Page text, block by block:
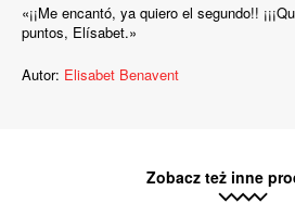
«¡¡Me encantó, ya quiero el segundo!!
puntos, Elísabet.»
Autor: Elisabet Benavent
Zobacz też inne